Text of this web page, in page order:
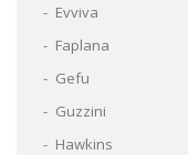
Evviva
Faplana
Gefu
Guzzini
Hawkins